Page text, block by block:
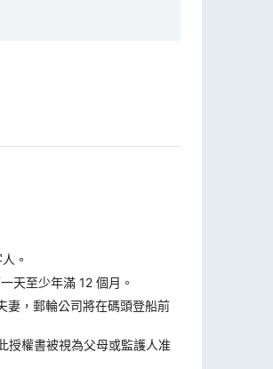
。
天至少年滿 12 個月。
妻，郵輪公司將在碼頭登船前
授權書被視為父母或監護人准